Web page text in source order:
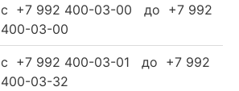
c +7 992 400-03-00 до +7 992
400-03-00
c +7 992 400-03-01 до +7 992
400-03-32